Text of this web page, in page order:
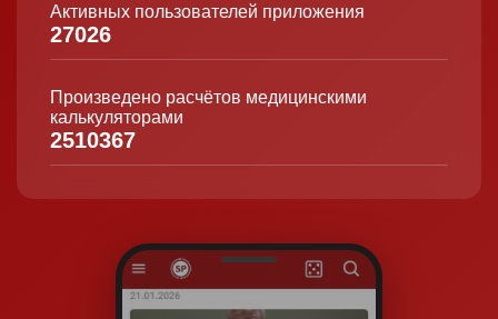
Активных пользователей приложения
27026
Произведено расчётов медицинскими
калькуляторами
2510367